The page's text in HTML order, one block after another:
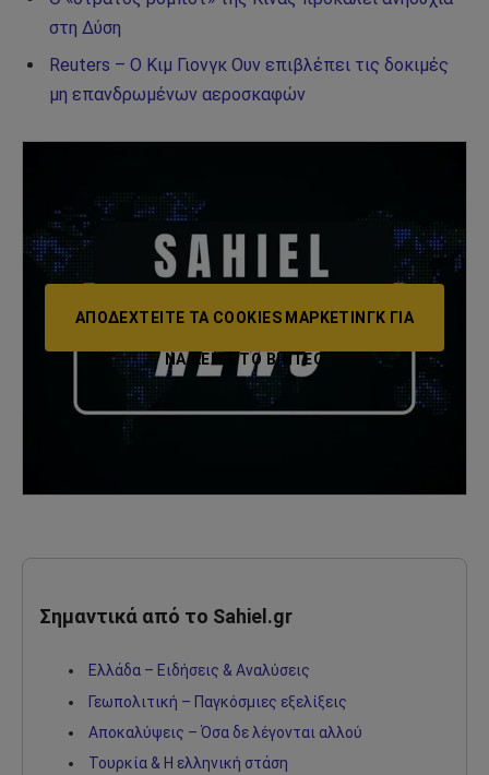
στη Δύση
Reuters – Ο Κιμ Γιονγκ Ουν επιβλέπει τις δοκιμές
μη επανδρωμένων αεροσκαφών
ΑΠΟΔΕΧΤΕΊΤΕ ΤΑ COOKIES ΜΆΡΚΕΤΙΝΓΚ ΓΙΑ
ΝΑ ΔΕΊΤΕ ΤΟ ΒΙΝΤΕΟ
Σημαντικά από το Sahiel.gr
Ελλάδα – Ειδήσεις & Αναλύσεις
Γεωπολιτική – Παγκόσμιες εξελίξεις
Αποκαλύψεις – Όσα δε λέγονται αλλού
Τουρκία & Η ελληνική στάση